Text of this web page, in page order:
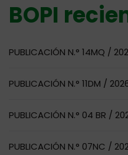
BOPI
PUBLICACIÓN N.° 14MQ /
PUBLICACIÓN N.° 11DM /
PUBLICACIÓN N.° 04 BR /
PUBLICACIÓN N.° 07NC /